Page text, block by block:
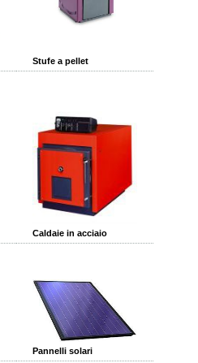
Stufe a pellet
Caldaie in acciaio
Pannelli solari